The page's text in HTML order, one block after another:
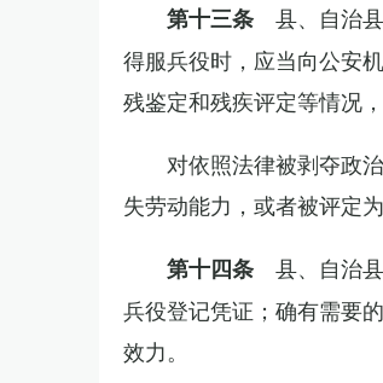
第十三条 县、自治
得服兵役时，应当向公安
残鉴定和残疾评定等情况
对依照法律被剥夺政
失劳动能力，或者被评定
第十四条 县、自治
兵役登记凭证；确有需要
效力。